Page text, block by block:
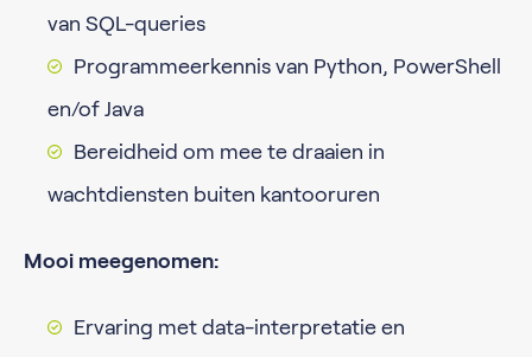
van SQL-queries
Programmeerkennis van Python, PowerShell
en/of Java
Bereidheid om mee te draaien in
wachtdiensten buiten kantooruren
Mooi meegenomen:
Ervaring met data-interpretatie en